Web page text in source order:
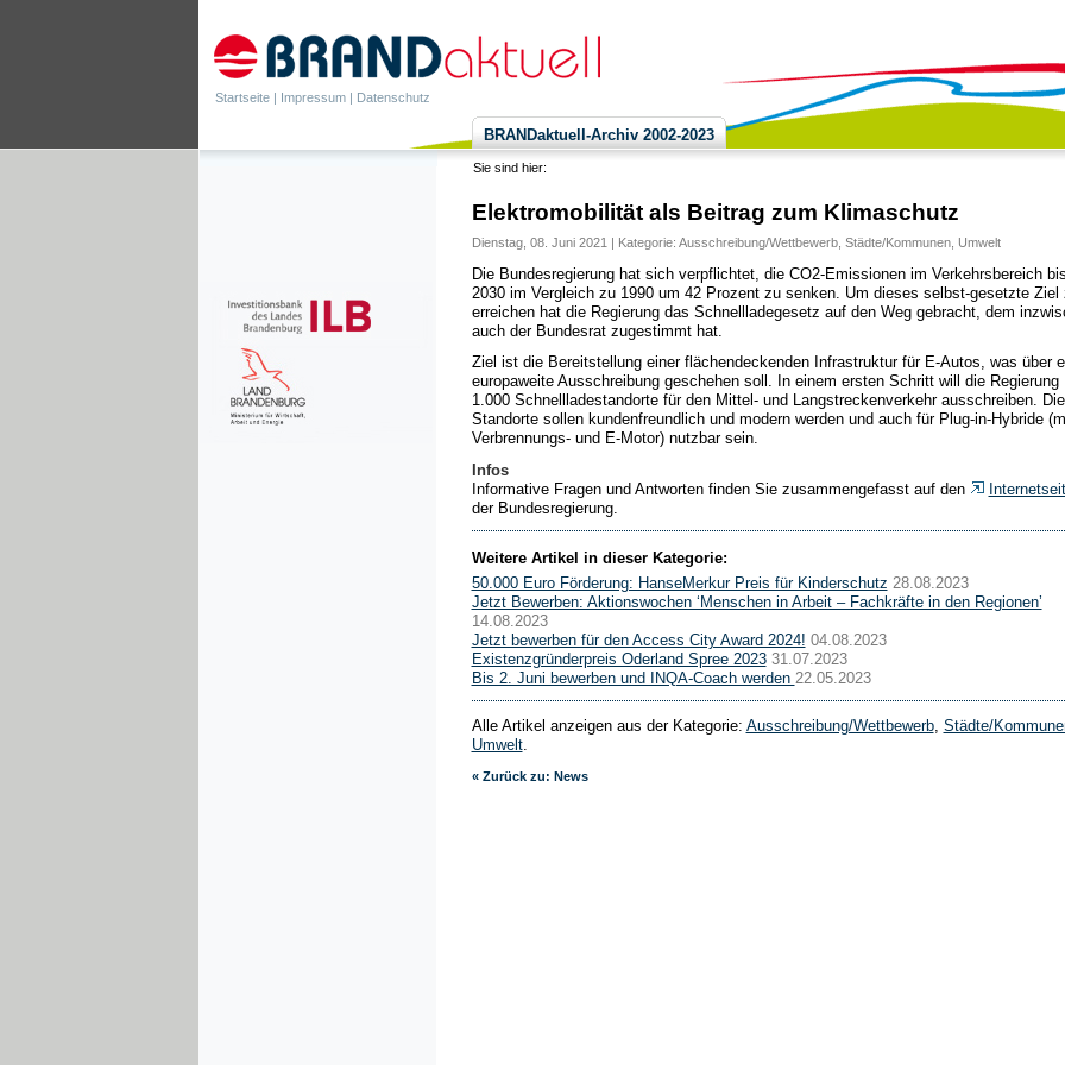
Startseite | Impressum | Datenschutz
BRANDaktuell-Archiv 2002-2023
Sie sind hier:
Elektromobilität als Beitrag zum Klimaschutz
Dienstag, 08. Juni 2021 | Kategorie: Ausschreibung/Wettbewerb, Städte/Kommunen, Umwelt
Die Bundesregierung hat sich verpflichtet, die CO2-Emissionen im Verkehrsbereich
2030 im Vergleich zu 1990 um 42 Prozent zu senken. Um dieses selbst-gesetzte Ziel
erreichen hat die Regierung das Schnellladegesetz auf den Weg gebracht, dem
auch der Bundesrat zugestimmt hat.
Ziel ist die Bereitstellung einer flächendeckenden Infrastruktur für E-Autos, was über
europaweite Ausschreibung geschehen soll. In einem ersten Schritt will die Regierung
1.000 Schnellladestandorte für den Mittel- und Langstreckenverkehr ausschreiben. Die
Standorte sollen kundenfreundlich und modern werden und auch für Plug-in-Hybride
Verbrennungs- und E-Motor) nutzbar sein.
Infos
Informative Fragen und Antworten finden Sie zusammengefasst auf den
der Bundesregierung.
Weitere Artikel in dieser Kategorie:
50.000 Euro Förderung: HanseMerkur Preis für Kinderschutz 28.08.2023
Jetzt Bewerben: Aktionswochen ‘Menschen in Arbeit – Fachkräfte in den Regionen’
14.08.2023
Jetzt bewerben für den Access City Award 2024! 04.08.2023
Existenzgründerpreis Oderland Spree 2023 31.07.2023
Bis 2. Juni bewerben und INQA-Coach werden 22.05.2023
Alle Artikel anzeigen aus der Kategorie: Ausschreibung/Wettbewerb, Städte/
Umwelt.
« Zurück zu: News